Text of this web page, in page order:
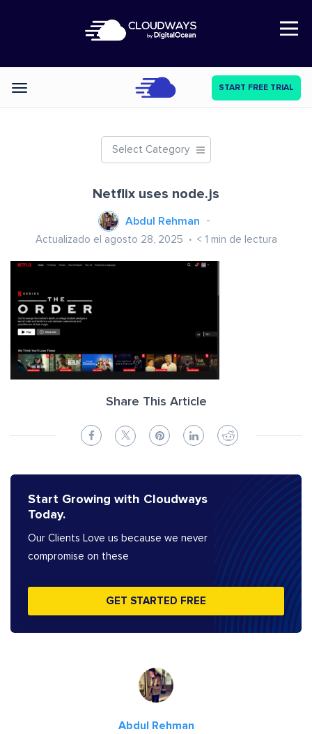
Open Nav
Categories START FREE TRIAL
Select Category
Netflix uses node.js
Abdul Rehman
Actualizado el agosto 28, 2025 < 1 min de lectura
Share This Article
Start Growing with Cloudways
Today.
Our Clients Love us because we never
compromise on these
GET STARTED FREE
Abdul Rehman